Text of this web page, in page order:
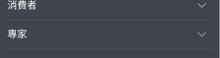
消費者
專家